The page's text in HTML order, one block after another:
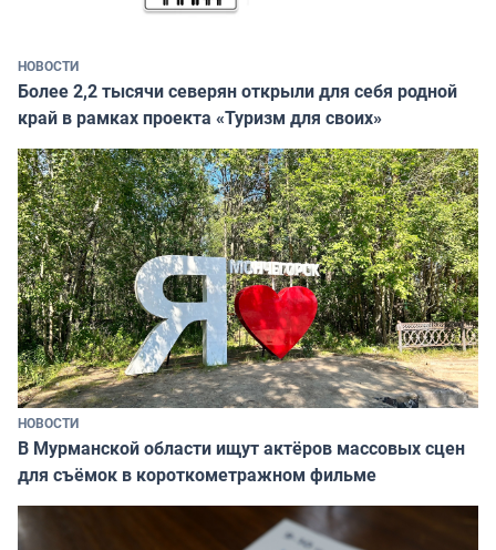
НОВОСТИ
Более 2,2 тысячи северян открыли для себя родной
край в рамках проекта «Туризм для своих»
НОВОСТИ
В Мурманской области ищут актёров массовых сцен
для съёмок в короткометражном фильме